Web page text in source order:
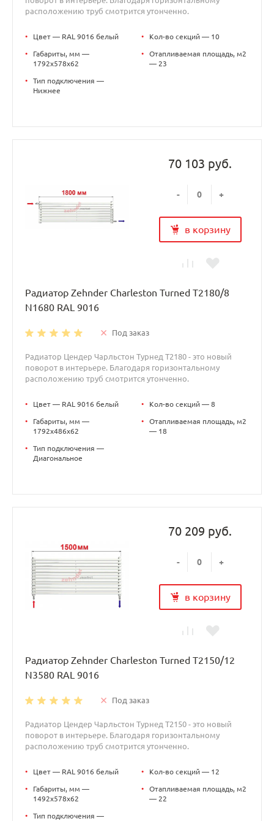
расположению труб смотрится утонченно.
• Цвет — RAL 9016 белый
•
Габариты, мм —
1792x578x62
•
Тип подключения —
Нижнее
• Кол-во секций — 10
•
Отапливаемая площадь, м2
— 23
70 103 руб.
- +
в корзину
Радиатор Zehnder Charleston Turned T2180/8
N1680 RAL 9016
Под заказ
Радиатор Цендер Чарльстон Турнед T2180 - это новый
поворот в интерьере. Благодаря горизонтальному
расположению труб смотрится утонченно.
• Цвет — RAL 9016 белый
•
Габариты, мм —
1792x486x62
•
Тип подключения —
Диагональное
• Кол-во секций — 8
•
Отапливаемая площадь, м2
— 18
70 209 руб.
- +
в корзину
Радиатор Zehnder Charleston Turned T2150/12
N3580 RAL 9016
Под заказ
Радиатор Цендер Чарльстон Турнед T2150 - это новый
поворот в интерьере. Благодаря горизонтальному
расположению труб смотрится утонченно.
• Цвет — RAL 9016 белый
•
Габариты, мм —
1492x578x62
•
Тип подключения —
• Кол-во секций — 12
•
Отапливаемая площадь, м2
— 22